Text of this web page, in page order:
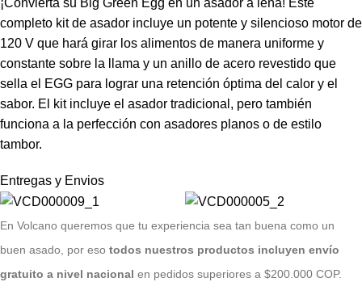
¡Convierta su Big Green Egg en un asador a leña! Este
completo kit de asador incluye un potente y silencioso motor de
120 V que hará girar los alimentos de manera uniforme y
constante sobre la llama y un anillo de acero revestido que
sella el EGG para lograr una retención óptima del calor y el
sabor. El kit incluye el asador tradicional, pero también
funciona a la perfección con asadores planos o de estilo
tambor.
Entregas y Envios
En Volcano queremos que tu experiencia sea tan buena como un
buen asado, por eso todos nuestros productos incluyen envío
gratuito a nivel nacional en pedidos superiores a $200.000 COP.